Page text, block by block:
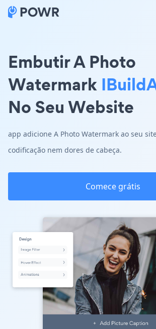
Embutir A Photo
Watermark
No Seu Website
app adicione A Photo Watermark ao seu
codificação nem dores de cabeça.
Comece grátis